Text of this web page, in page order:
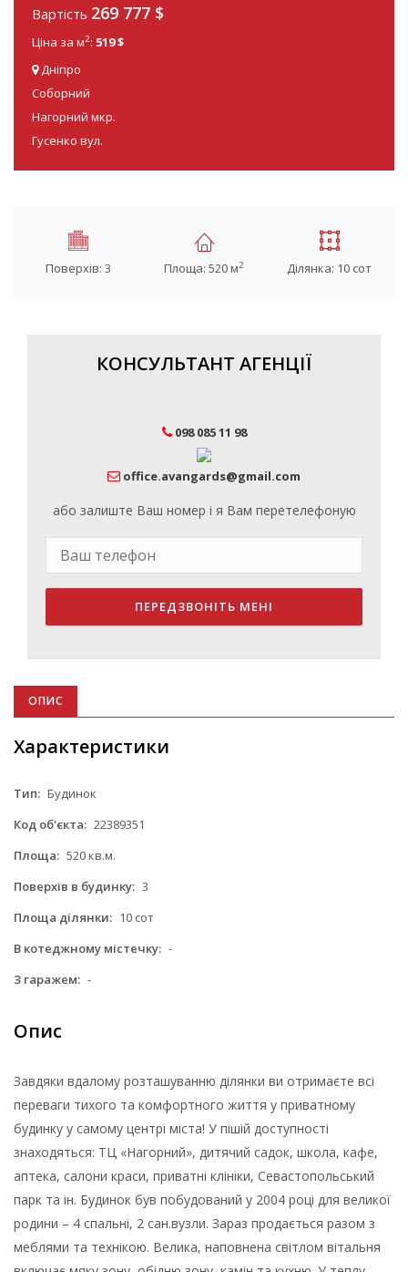
Вартість 269 777 $
Ціна за м2: 519 $
Дніпро
Соборний
Нагорний мкр.
Гусенко вул.
Поверхів: 3 Площа: 520 м2 Ділянка: 10 сот
КОНСУЛЬТАНТ АГЕНЦІЇ
098 085 11 98
office.avangards@gmail.com
або залиште Ваш номер і я Вам перетелефоную
ПЕРЕДЗВОНІТЬ МЕНІ
ОПИС
Характеристики
Тип: Будинок
Код об'єкта: 22389351
Площа: 520 кв.м.
Поверхів в будинку: 3
Площа ділянки: 10 сот
В котеджному містечку: -
З гаражем: -
Опис
Завдяки вдалому розташуванню ділянки ви отримаєте всі
переваги тихого та комфортного життя у приватному
будинку у самому центрі міста! У пішій доступності
знаходяться: ТЦ «Нагорний», дитячий садок, школа, кафе,
аптека, салони краси, приватні клініки, Севастопольський
парк та ін. Будинок був побудований у 2004 році для великої
родини – 4 спальні, 2 сан.вузли. Зараз продається разом з
меблями та технікою. Велика, наповнена світлом вітальня